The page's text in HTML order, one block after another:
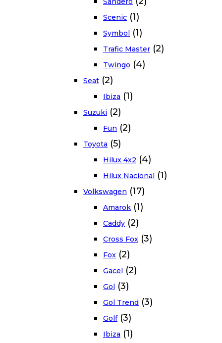
Scenic (1)
Symbol (1)
Trafic Master (2)
Twingo (4)
Seat (2)
Ibiza (1)
Suzuki (2)
Fun (2)
Toyota (5)
Hilux 4x2 (4)
Hilux Nacional (1)
Volkswagen (17)
Amarok (1)
Caddy (2)
Cross Fox (3)
Fox (2)
Gacel (2)
Gol (3)
Gol Trend (3)
Golf (3)
Ibiza (1)